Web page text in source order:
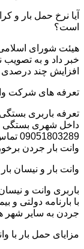
است؟
هیئت شورای
افزایش چند
تعرفه های شرکت وانت بار
تعرفه باربری
داخل شهری بستگی
وانت بار جردن
وانت بار و نیسان
باربری وانت و
با بارنامه دولتی و
جردن به سایر شهر
مزایای حمل بار با